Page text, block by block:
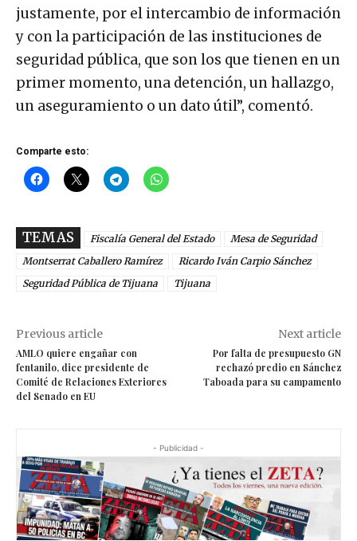
justamente, por el intercambio de información
y con la participación de las instituciones de
seguridad pública, que son los que tienen en un
primer momento, una detención, un hallazgo,
un aseguramiento o un dato útil”, comentó.
Comparte esto:
TEMAS Fiscalía General del Estado
Mesa de Seguridad
Montserrat Caballero Ramírez
Ricardo Iván Carpio Sánchez
Seguridad Pública de Tijuana
Tijuana
Previous article
AMLO quiere engañar con
fentanilo, dice presidente de
Comité de Relaciones Exteriores
del Senado en EU
Next article
Por falta de presupuesto GN
rechazó predio en Sánchez
Taboada para su campamento
- Publicidad -